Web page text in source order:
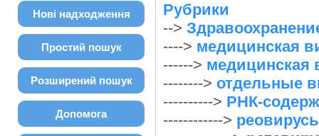
Нові надходження
Простий пошук
Розширений пошук
Допомога
Рубрики
-->
----> медицинская
------> медицинская
--------> отдельные
----------> РНК-
------------>